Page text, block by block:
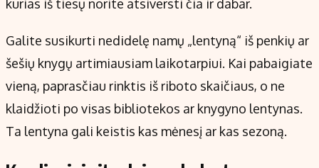
kurias iš tiesų norite atsiversti čia ir dabar.
Galite susikurti nedidelę namų „lentyną“ iš penkių ar
šešių knygų artimiausiam laikotarpiui. Kai pabaigiate
vieną, paprasčiau rinktis iš riboto skaičiaus, o ne
klaidžioti po visas bibliotekos ar knygyno lentynas.
Ta lentyna gali keistis kas mėnesį ar kas sezoną.